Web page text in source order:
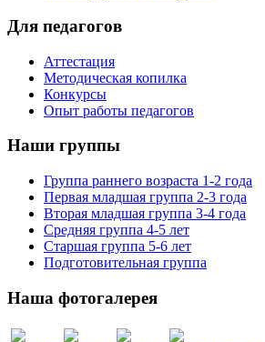
Для педагогов
Аттестация
Методическая копилка
Конкурсы
Опыт работы педагогов
Наши группы
Группа раннего возраста 1-2 года
Первая младшая группа 2-3 года
Вторая младшая группа 3-4 года
Средняя группа 4-5 лет
Старшая группа 5-6 лет
Подготовительная группа
Наша фотогалерея